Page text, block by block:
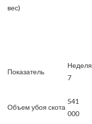
вес)
Показатель
Неделя
7
Объем убоя скота
541
000